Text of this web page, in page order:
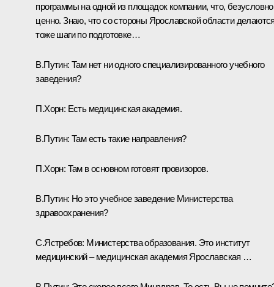
программы на одной из площадок компании, что,
ценно. Знаю, что со стороны Ярославской области
тоже шаги по подготовке…
В.Путин: Там нет ни одного специализированного учебного
заведения?
П.Хорн: Есть медицинская академия.
В.Путин: Там есть такие направления?
П.Хорн: Там в основном готовят провизоров.
В.Путин: Но это учебное заведение Министерства
здравоохранения?
С.Ястребов: Министерства образования. Это институт
медицинский – медицинская академия Ярославская …